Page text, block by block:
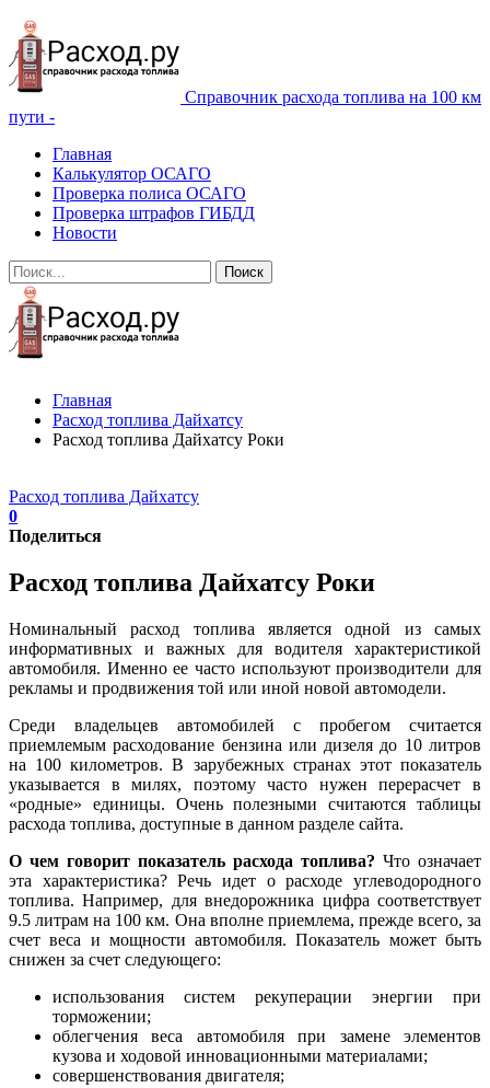
Справочник расхода топлива на 100 км
пути -
Главная
Калькулятор ОСАГО
Проверка полиса ОСАГО
Проверка штрафов ГИБДД
Новости
Главная
Расход топлива Дайхатсу
Расход топлива Дайхатсу Роки
Расход топлива Дайхатсу
0
Поделиться
Расход топлива Дайхатсу Роки
Номинальный расход топлива является одной из самых
информативных и важных для водителя характеристикой
автомобиля. Именно ее часто используют производители для
рекламы и продвижения той или иной новой автомодели.
Среди владельцев автомобилей с пробегом считается
приемлемым расходование бензина или дизеля до 10 литров
на 100 километров. В зарубежных странах этот показатель
указывается в милях, поэтому часто нужен перерасчет в
«родные» единицы. Очень полезными считаются таблицы
расхода топлива, доступные в данном разделе сайта.
О чем говорит показатель расхода топлива? Что означает
эта характеристика? Речь идет о расходе углеводородного
топлива. Например, для внедорожника цифра соответствует
9.5 литрам на 100 км. Она вполне приемлема, прежде всего, за
счет веса и мощности автомобиля. Показатель может быть
снижен за счет следующего:
использования систем рекуперации энергии при
торможении;
облегчения веса автомобиля при замене элементов
кузова и ходовой инновационными материалами;
совершенствования двигателя;